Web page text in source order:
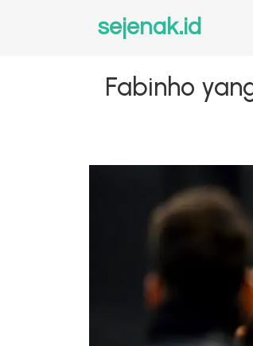
sejenak.id
Fabinho